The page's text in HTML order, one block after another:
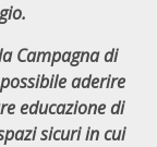
Campagna di
aderire
educazione di
sicuri in cui